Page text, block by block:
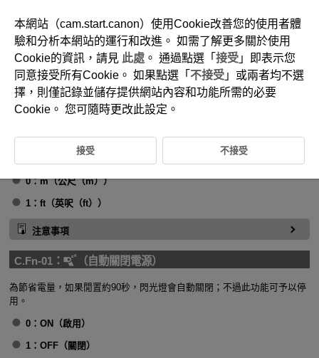
D393-054
使用自訂功能客製化
您可以選擇以公尺或英呎在LCD面板上顯示距離。
0：m（公尺（m））
1：ft（英呎（ft））
注意事項
C.Fn-01： （自動關閉電源）
為節省電量，如果閒置約90秒，閃光燈會自動關閉；不過此功能可予以停
用。
0：ON（啟用）
1：OFF（關閉）
本網站（cam.start.canon）使用Cookie改善您的使用者體
驗和分析本網站的運行和改進。 如需了解更多關於使用
Cookie的資訊，請見 此處 。 通過點選「 接受 」即表示您
同意接受所有Cookie。 如果點選「 不接受 」或兩者均不選
擇，則僅記錄並儲存提供網站內容和功能所需的必要
Cookie。 您可隨時更改此設定。
接受 不接受